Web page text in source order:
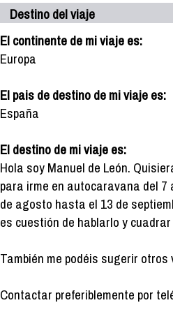
Destino del viaje
El continente de mi viaje es:
Europa
El pais de destino de mi viaje es:
España
El destino de mi viaje es:
Hola soy Manuel de León.
para irme en autocaravana del 7
de agosto hasta el 13 de
es cuestión de hablarlo y
También me podéis sugerir
Contactar preferiblemente por